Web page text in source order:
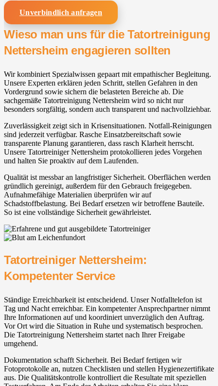
Unverbindlich anfragen
Wieso man uns für die Tatortreinigung
Nettersheim engagieren sollten
Wir kombiniert Spezialwissen gepaart mit empathischer Begleitung.
Unsere Experten erklären jeden Schritt, stellen Gefahren in den
Vordergrund sowie sichern die belasteten Bereiche ab. Die
sachgemäße Tatortreinigung Nettersheim wird so nicht nur
besonders sorgfältig, sondern auch transparent und nachvollziehbar.
Zuverlässigkeit zeigt sich in Krisensituationen. Notfall-Reinigungen
sind jederzeit verfügbar. Rasche Einsatzbereitschaft sowie
transparente Planung garantieren, dass rasch Klarheit herrscht.
Unsere Tatortreiniger Nettersheim protokollieren jedes Vorgehen
und halten Sie proaktiv auf dem Laufenden.
Qualität ist messbar an langfristiger Sicherheit. Oberflächen werden
gründlich gereinigt, außerdem für den Gebrauch freigegeben.
Aufnahmefähige Materialien überprüfen wir auf
Schadstoffbelastung. Bei Bedarf ersetzen wir betroffene Bauteile.
So ist eine vollständige Sicherheit gewährleistet.
Tatortreiniger Nettersheim:
Kompetenter Service
Ständige Erreichbarkeit ist entscheidend. Unser Notfalltelefon ist
Tag und Nacht erreichbar. Ein kompetenter Ansprechpartner nimmt
Ihre Informationen auf und koordiniert unverzüglich den Auftrag.
Vor Ort wird die Situation in Ruhe und systematisch besprochen.
Die Tatortreinigung Nettersheim startet nach Ihrer Freigabe
umgehend.
Dokumentation schafft Sicherheit. Bei Bedarf fertigen wir
Fotoprotokolle an, nutzen Checklisten und stellen Hygienezertifikate
aus. Die Qualitätskontrolle kontrolliert die Resultate mit speziellen